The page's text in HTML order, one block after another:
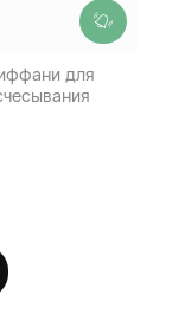
для
Superbrush